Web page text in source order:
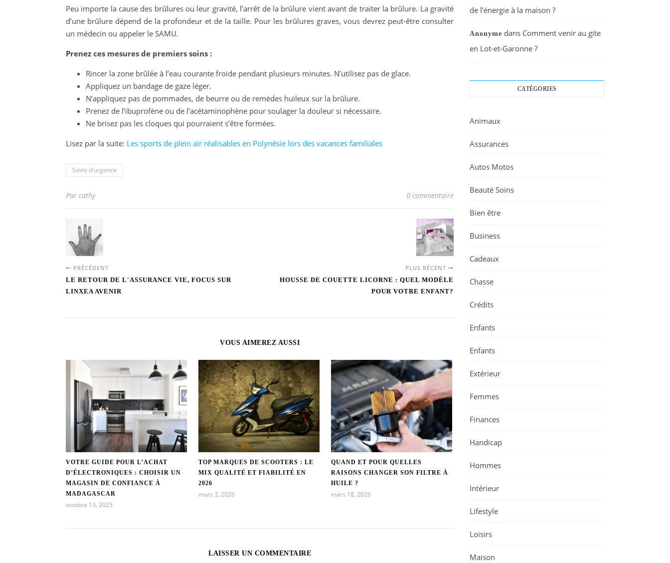
Peu importe la cause des brûlures ou leur gravité, l’arrêt de la brûlure vient avant de traiter la brûlure. La gravité
d’une brûlure dépend de la profondeur et de la taille. Pour les brûlures graves, vous devrez peut-être consulter
un médecin ou appeler le SAMU.
Prenez ces mesures de premiers soins :
Rincer la zone brûlée à l’eau courante froide pendant plusieurs minutes. N’utilisez pas de glace.
Appliquez un bandage de gaze léger.
N’appliquez pas de pommades, de beurre ou de remèdes huileux sur la brûlure.
Prenez de l’ibuprofène ou de l’acétaminophène pour soulager la douleur si nécessaire.
Ne brisez pas les cloques qui pourraient s’être formées.
Lisez par la suite: Les sports de plein air réalisables en Polynésie lors des vacances familiales
Soins d'urgence
Par cathy 0 commentaire
PRÉCÉDENT
LE RETOUR DE L'ASSURANCE VIE, FOCUS SUR
LINXEA AVENIR
PLUS RÉCENT
HOUSSE DE COUETTE LICORNE : QUEL MODÈLE
POUR VOTRE ENFANT?
VOUS AIMEREZ AUSSI
VOTRE GUIDE POUR L’ACHAT
D’ÉLECTRONIQUES : CHOISIR UN
MAGASIN DE CONFIANCE À
MADAGASCAR
octobre 13, 2025
TOP MARQUES DE SCOOTERS : LE
MIX QUALITÉ ET FIABILITÉ EN
2026
mars 3, 2026
QUAND ET POUR QUELLES
RAISONS CHANGER SON FILTRE À
HUILE ?
mars 18, 2026
LAISSER UN COMMENTAIRE
de l’énergie à la maison ?
Anonyme dans Comment venir au gite
en Lot-et-Garonne ?
CATÉGORIES
Animaux
Assurances
Autos Motos
Beauté Soins
Bien être
Business
Cadeaux
Chasse
Crédits
Enfants
Enfants
Extérieur
Femmes
Finances
Handicap
Hommes
Intérieur
Lifestyle
Loisirs
Maison